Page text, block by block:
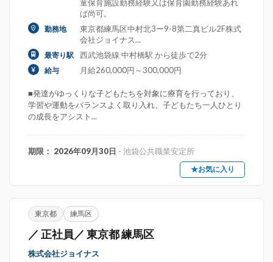
童保育施設勤務経験又は保育園勤務経験あれ
ば尚可。
勤務地
東京都練馬区中村北3ー9-8第二真ビル2F株式
会社ジョイナス...
最寄り駅 西武池袋線 中村橋駅 から徒歩で2分
給与 月給260,000円～300,000円
■発達がゆっくりな子どもたちを対象に療育を行っており、
学習や運動をバランスよく取り入れ、子どもたち一人ひとり
の成長をアシスト...
期限： 2026年09月30日 - 池袋公共職業安定所
★お気に入り
東京都 練馬区
／ 正社員／ 東京都 練馬区
株式会社ジョイナス